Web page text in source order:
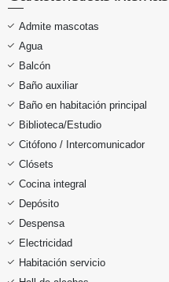
Admite mascotas
Agua
Balcón
Baño auxiliar
Baño en habitación principal
Biblioteca/Estudio
Citófono / Intercomunicador
Clósets
Cocina integral
Depósito
Despensa
Electricidad
Habitación servicio